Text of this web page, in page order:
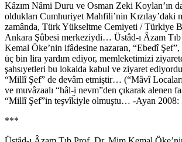
Kâzım Nâmi Duru ve Osman Zeki Koylan’ın
oldukları Cumhuriyet Mahfili’nin Kızılay’daki
zamânda, Türk Yükseltme Cemiyeti / Türkiye
Ankara Şûbesi merkeziydi… Üstâd-ı Âzam
Kemal Öke’nin ifâdesine nazaran, “Ebedî Şef”,
üç bin lira yardım ediyor, memleketimizi ziyarete
şahsıyetleri bu lokalda kabul ve ziyaret
“Millî Şef” de devâm etmiştir… (“Mâvî
ve muvâzaalı “hâl-i nevm”den çıkarak alenen
“Millî Şef”in teşvîk̆iyle olmuştu… -Ayan 2008:
***